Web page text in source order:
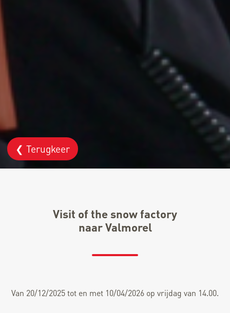
❮ Terugkeer
Visit of the snow factory
naar Valmorel
Van 20/12/2025 tot en met 10/04/2026 op vrijdag van 14.00.